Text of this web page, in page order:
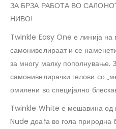
ЗА БРЗА РАБОТА ВО
НИВО!
Twinkle Easy One е линија на
самонивелираат и се
за многу малку пополнување.
самонивелирачки гелови со
омилени во специјално
Twinkle White е мешавина од
Nude доаѓа во гола природна